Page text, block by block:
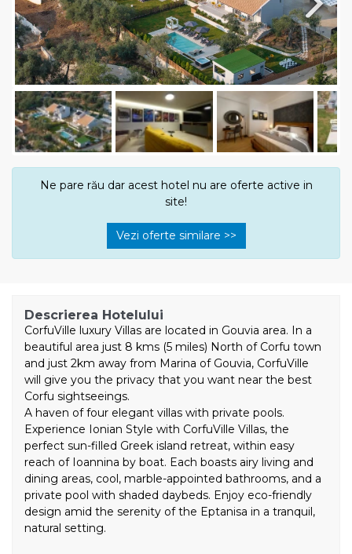
Next
Ne pare rău dar acest hotel nu are oferte active in
site!
Vezi oferte similare >>
Descrierea Hotelului
CorfuVille luxury Villas are located in Gouvia area. In a
beautiful area just 8 kms (5 miles) North of Corfu town
and just 2km away from Marina of Gouvia, CorfuVille
will give you the privacy that you want near the best
Corfu sightseeings.
A haven of four elegant villas with private pools.
Experience Ionian Style with CorfuVille Villas, the
perfect sun-filled Greek island retreat, within easy
reach of Ioannina by boat. Each boasts airy living and
dining areas, cool, marble-appointed bathrooms, and a
private pool with shaded daybeds. Enjoy eco-friendly
design amid the serenity of the Eptanisa in a tranquil,
natural setting.